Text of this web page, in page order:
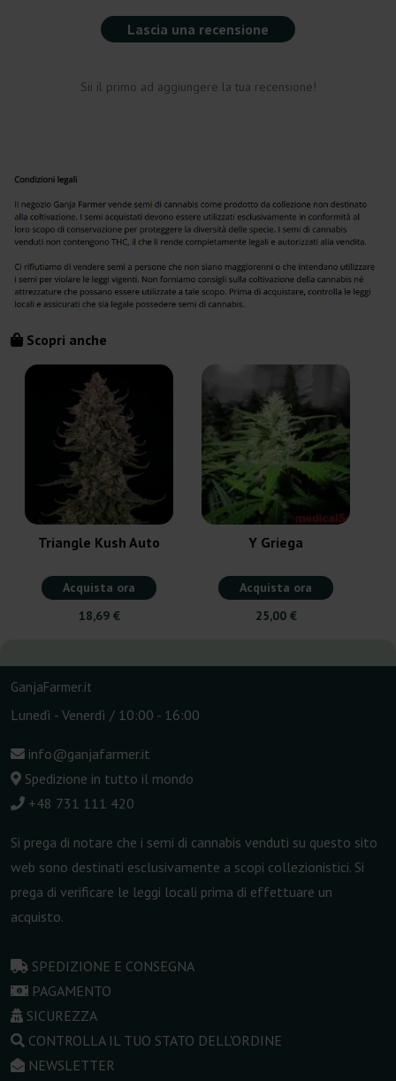
Lascia una recensione
Sii il primo ad aggiungere la tua recensione!
Scopri anche
Triangle Kush Auto
Acquista ora
18,69 €
Y Griega
Acquista ora
25,00 €
GanjaFarmer.it
Lunedì - Venerdì / 10:00 - 16:00
info@ganjafarmer.it
Spedizione in tutto il mondo
+48 731 111 420
Si prega di notare che i semi di cannabis venduti su questo sito
web sono destinati esclusivamente a scopi collezionistici. Si
prega di verificare le leggi locali prima di effettuare un
acquisto.
SPEDIZIONE E CONSEGNA
PAGAMENTO
SICUREZZA
CONTROLLA IL TUO STATO DELL'ORDINE
NEWSLETTER